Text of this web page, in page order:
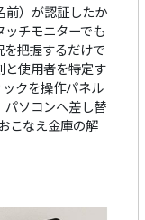
前）が認証したか
チモニターでも
把握するだけで
と使用者を特定す
クを操作パネル
パソコンへ差し替
こなえ金庫の解